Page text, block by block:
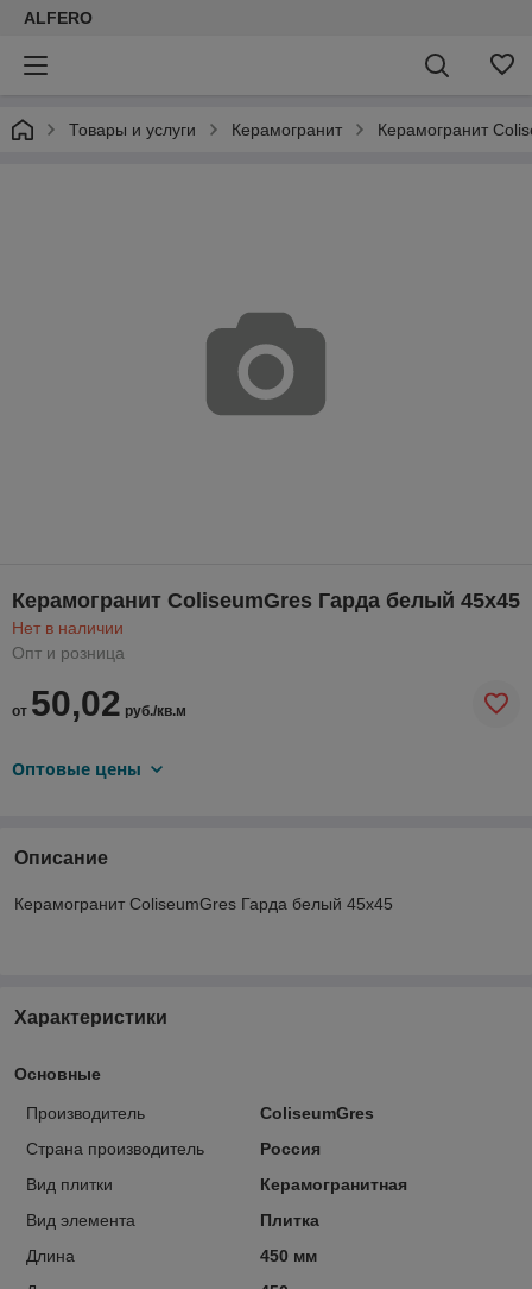
ALFERO
Товары и услуги Керамогранит Керамогранит
Керамогранит ColiseumGres Гарда белый 45х45
Нет в наличии
Опт и розница
от 50,02 руб./кв.м
Оптовые цены
Описание
Керамогранит ColiseumGres Гарда белый 45х45
Характеристики
Основные
Производитель
ColiseumGres
Страна производитель
Россия
Вид плитки
Керамогранитная
Вид элемента
Плитка
Длина
450 мм